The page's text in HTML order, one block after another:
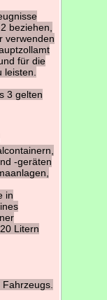
beziehen,
verwenden
für die
3 gelten
-geräten
in
Litern